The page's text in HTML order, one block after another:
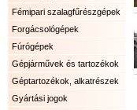
Fémipari szalagfűrészgépek
Forgácsológépek
Fúrógépek
Gépjárművek és tartozékok
Géptartozékok, alkatrészek
Gyártási jogok